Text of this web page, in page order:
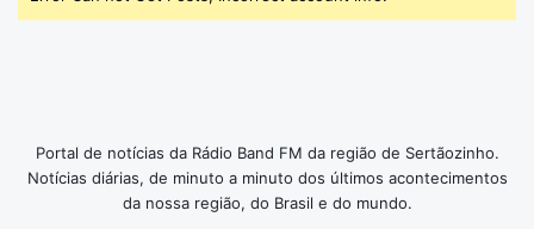
Portal de notícias da Rádio Band FM da região de Sertãozinho.
Notícias diárias, de minuto a minuto dos últimos acontecimentos
da nossa região, do Brasil e do mundo.